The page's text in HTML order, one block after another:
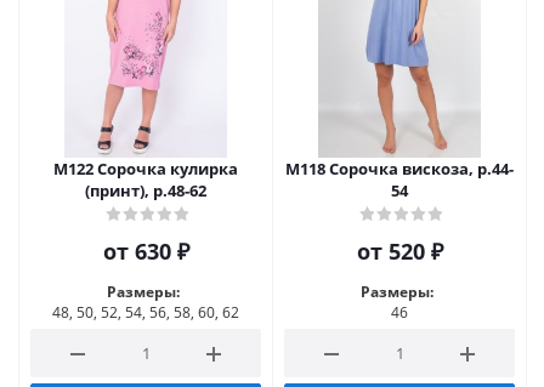
М122 Сорочка кулирка
(принт), р.48-62
от 630 ₽
Размеры:
48, 50, 52, 54, 56, 58, 60, 62
М118 Сорочка вискоза, р.44-
54
от 520 ₽
Размеры:
46